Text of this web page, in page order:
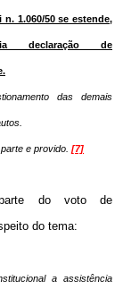
1.060/50 se estende,
declaração de
das demais
e provido. [7]
parte do voto de
do tema:
a assistência